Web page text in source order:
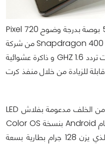
يمتلك الهاتف الجديد شاشة بقياس 5 بوصة بدرجة وضوح 720 Pixel
بكثافة 294 ppi والذي يعمل بشريحة Snapdragon 400 من شركة
Qualcomm بمعالج رباعي النواة ذات تردد 1.6 GHZ و ذاكرة عشوائية
بحجم 1GB وذاكرة داخلية بحجم 8GB قابلة للزيادة من خلال منفذ كرت
ويأتي الهاتف بكاميرا ذات دقة 8MP من الخلف مدعومة بفلاش LED
وكاميرا أمامية بدقة 5MP العامل بنظام Android بنسخة Color OS
- 4.3 jelly bean ويحمل الهاتف الذي يزن 128 جرام بطارية بسعة